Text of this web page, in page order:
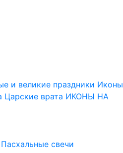
и великие праздники Иконы
Царские врата ИКОНЫ НА
Пасхальные свечи